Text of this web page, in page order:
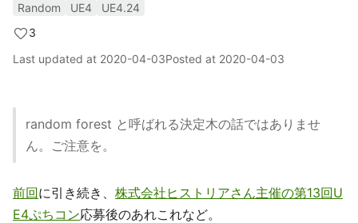
Random UE4
UE4.24
3
Last updated at 2020-04-03Posted at 2020-04-03
random forest と呼ばれる決定木の話ではありませ
ん。ご注意を。
前回に引き続き、 株式会社ヒストリアさん主催の第13回U
E4ぷちコン応募後のあれこれなど。